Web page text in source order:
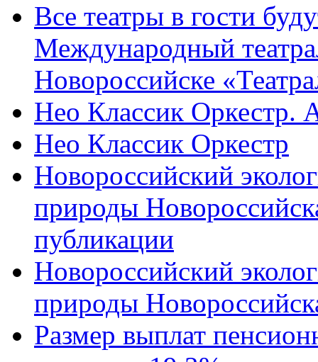
Все театры в гости
Международный
Новороссийске
Нео Классик Оркестр.
Нео Классик Оркестр
Новороссийский
природы
публикации
Новороссийский
природы
Размер выплат